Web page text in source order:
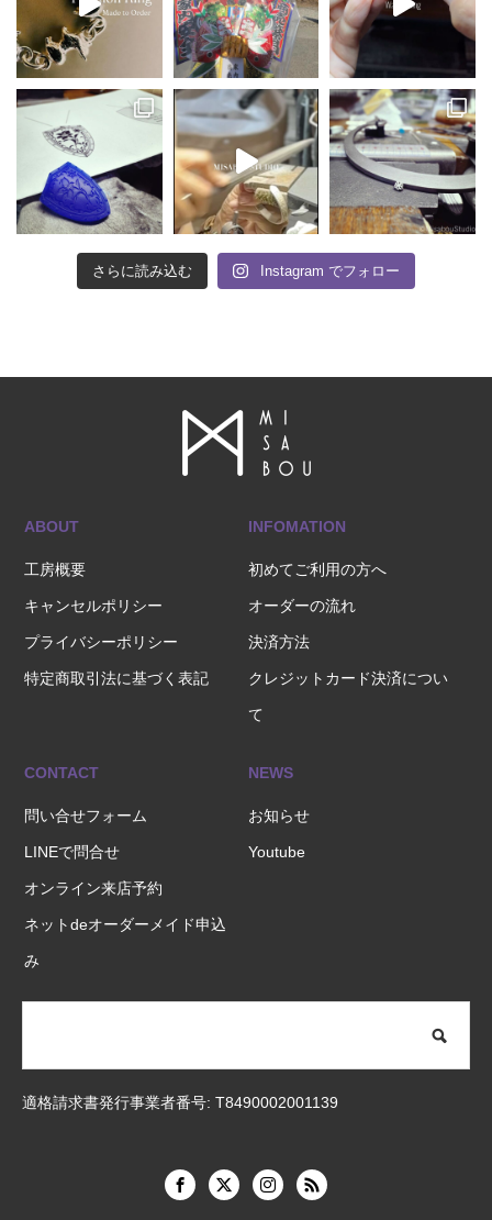
さらに読み込む Instagram でフォロー
ABOUT
工房概要
キャンセルポリシー
プライバシーポリシー
特定商取引法に基づく表記
INFOMATION
初めてご利用の方へ
オーダーの流れ
決済方法
クレジットカード決済につい
て
CONTACT
問い合せフォーム
LINEで問合せ
オンライン来店予約
ネットdeオーダーメイド申込
み
NEWS
お知らせ
Youtube
適格請求書発行事業者番号: T8490002001139